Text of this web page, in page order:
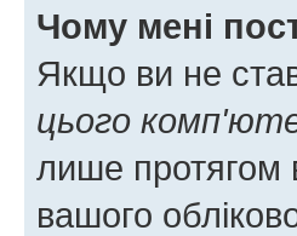
Чому мені
Якщо ви не
цього
лише протягом
вашого